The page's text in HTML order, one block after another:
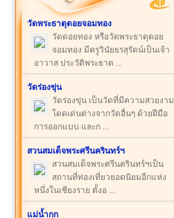
วัดพระธาตุดอยจอมทอง
วัดดอยทอง หรือวัดพระธาตุดอย
จอมทอง มีครูวินัยธรสุรัตน์เป็นเจ้า
อาวาส ประวัติพระธาต ...
วัดร่องขุ่น
วัดร่องขุ่น เป็นวัดที่มีความสวยงาม
โดดเด่นต่างจากวัดอื่นๆ ด้วยฝีมือ
การออกแบบ และก ...
สวนสมเด็จพระศรีนครินทร์ฯ
สวนสมเด็จพระศรีนครินทร์ฯเป็น
สถานที่ท่องเที่ยวยอดนิยมอีกแห่ง
หนึ่งในเชียงราย ตั้งอ ...
แม่น้ำกก